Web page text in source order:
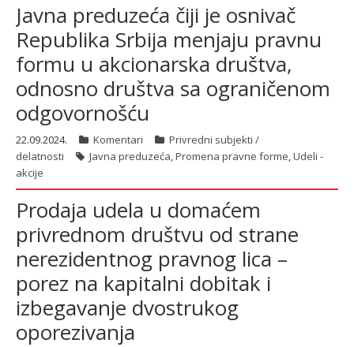
latinica
Javna preduzeća čiji je osnivač
Republika Srbija menjaju pravnu
formu u akcionarska društva,
odnosno društva sa ograničenom
odgovornošću
22.09.2024. Komentari
Privredni subjekti /
delatnosti
Javna preduzeća,Promena pravne forme,Udeli -
akcije
Prodaja udela u domaćem
privrednom društvu od strane
nerezidentnog pravnog lica –
porez na kapitalni dobitak i
izbegavanje dvostrukog
oporezivanja